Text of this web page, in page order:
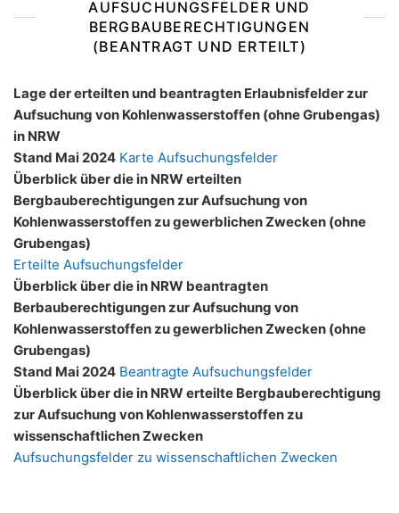
AUFSUCHUNGSFELDER UND
BERGBAUBERECHTIGUNGEN
(BEANTRAGT UND ERTEILT)
Lage der erteilten und beantragten Erlaubnisfelder zur
Aufsuchung von Kohlenwasserstoffen (ohne Grubengas)
in NRW
Stand Mai 2024 Karte Aufsuchungsfelder
Überblick über die in NRW erteilten
Bergbauberechtigungen zur Aufsuchung von
Kohlenwasserstoffen zu gewerblichen Zwecken (ohne
Grubengas)
Erteilte Aufsuchungsfelder
Überblick über die in NRW beantragten
Berbauberechtigungen zur Aufsuchung von
Kohlenwasserstoffen zu gewerblichen Zwecken (ohne
Grubengas)
Stand Mai 2024 Beantragte Aufsuchungsfelder
Überblick über die in NRW erteilte Bergbauberechtigung
zur Aufsuchung von Kohlenwasserstoffen zu
wissenschaftlichen Zwecken
Aufsuchungsfelder zu wissenschaftlichen Zwecken